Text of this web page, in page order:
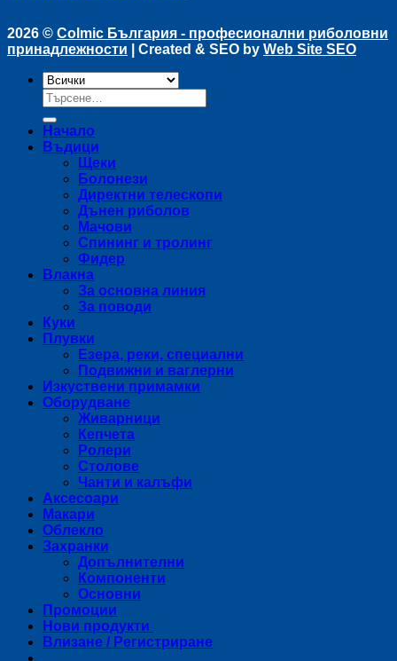
2026 © Colmic България - професионални риболовни
принадлежности | Created & SEO by Web Site SEO
Търсене
за:
Начало
Въдици
Щеки
Болонези
Директни телескопи
Дънен риболов
Мачови
Спининг и тролинг
Фидер
Влакна
За основна линия
За поводи
Куки
Плувки
Езера, реки, специални
Подвижни и ваглерни
Изкуствени примамки
Оборудване
Живарници
Кепчета
Ролери
Столове
Чанти и калъфи
Аксесоари
Макари
Облекло
Захранки
Допълнителни
Компоненти
Основни
Промоции
Нови продукти
Влизане / Регистриране